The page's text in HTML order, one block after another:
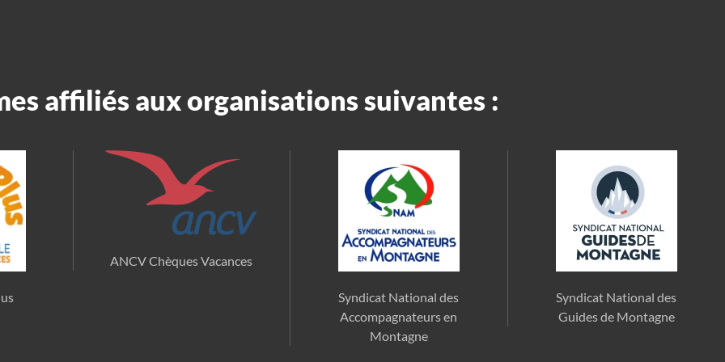
affiliés aux organisations suivantes :
ANCV Chèques Vacances
Syndicat National des
Accompagnateurs en
Montagne
Syndicat National des
Guides de Montagne